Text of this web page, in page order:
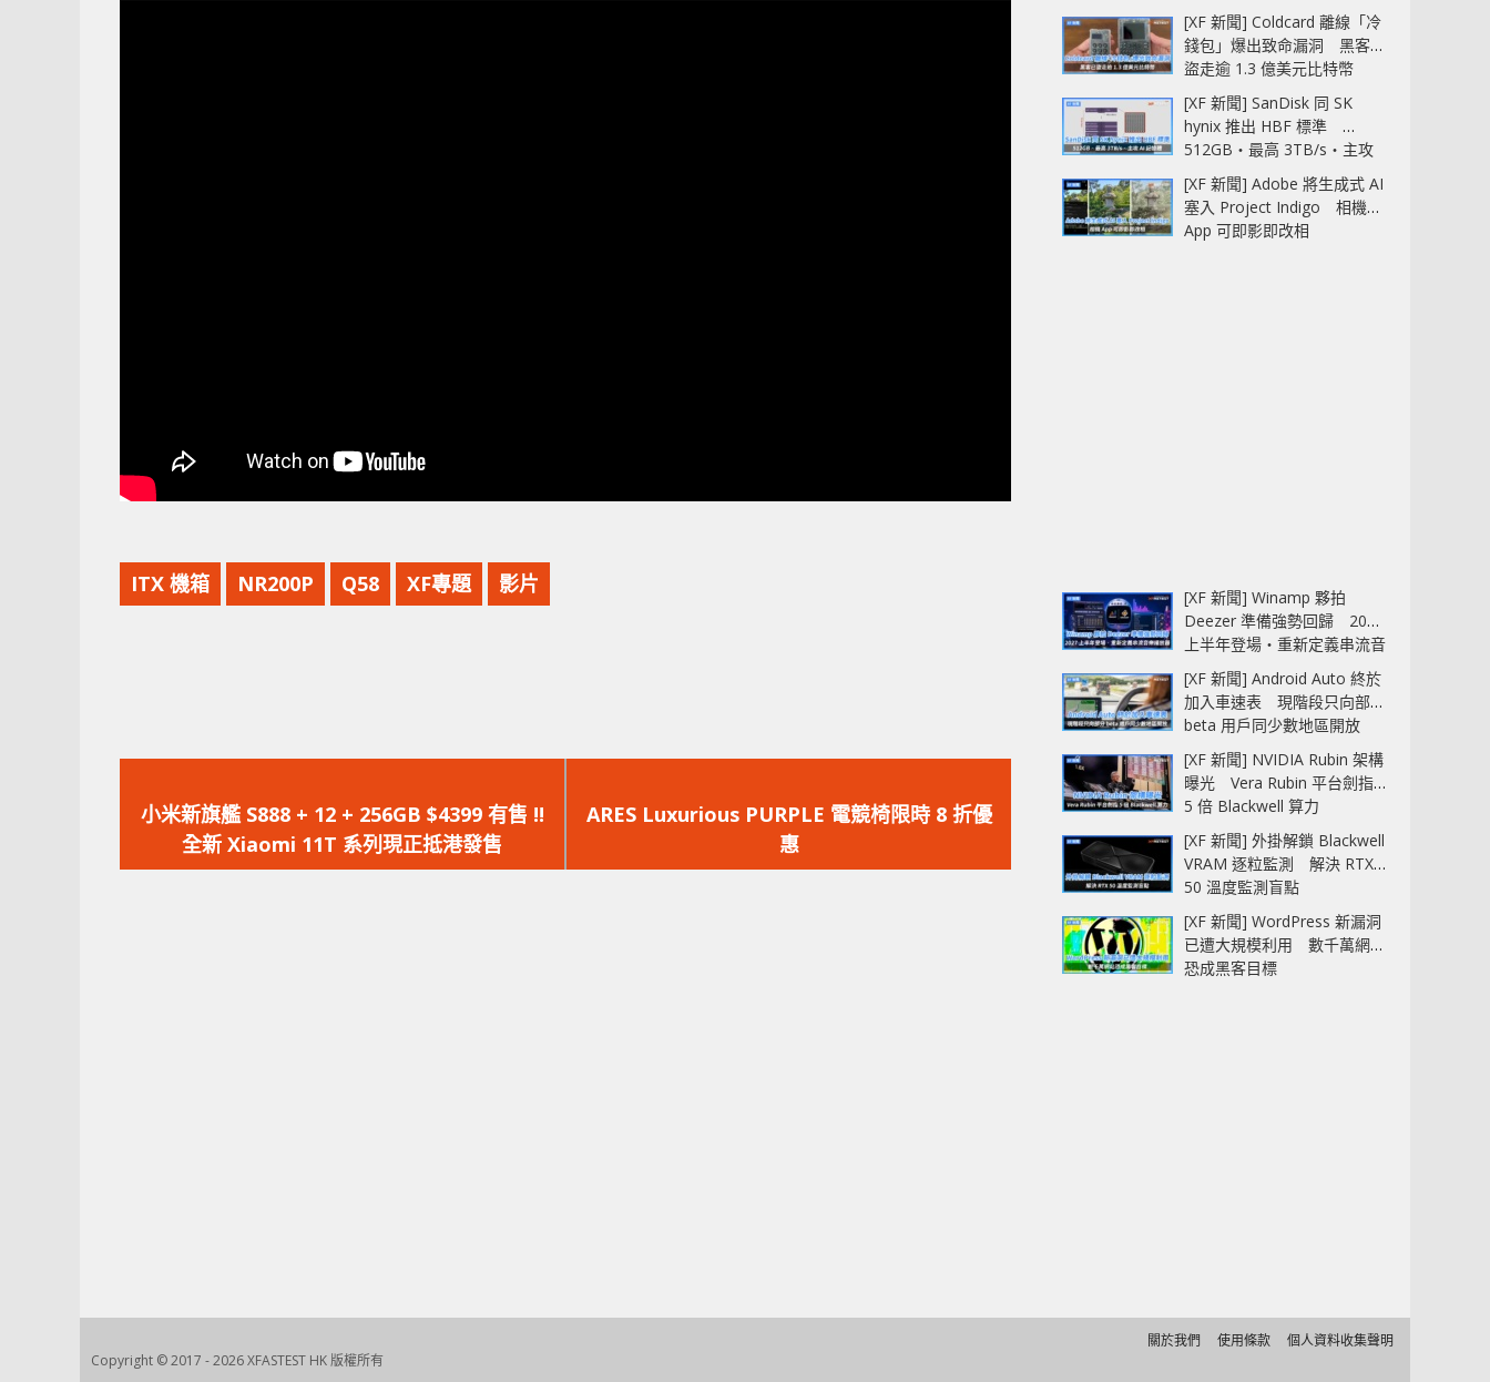
ITX 機箱 NR200P Q58 XF專題 影片
一
篇
文
小米新旗艦 S888 + 12 + 256GB $4399 有售 !!
全新 Xiaomi 11T 系列現正抵港發售
一
篇
文
ARES Luxurious PURPLE 電競椅限時 8 折優
惠
[XF 新聞] Coldcard 離線「冷
錢包」爆出致命漏洞 黑客已
盜走逾 1.3 億美元比特幣
[XF 新聞] SanDisk 同 SK
hynix 推出 HBF 標準
512GB‧最高 3TB/s‧主攻
AI 記憶體
[XF 新聞] Adobe 將生成式 AI
塞入 Project Indigo 相機
App 可即影即改相
[XF 新聞] Winamp 夥拍
Deezer 準備強勢回歸 2027
上半年登場‧重新定義串流音
樂播放器
[XF 新聞] Android Auto 終於
加入車速表 現階段只向部分
beta 用戶同少數地區開放
[XF 新聞] NVIDIA Rubin 架構
曝光 Vera Rubin 平台劍指
5 倍 Blackwell 算力
[XF 新聞] 外掛解鎖 Blackwell
VRAM 逐粒監測 解決 RTX
50 溫度監測盲點
[XF 新聞] WordPress 新漏洞
已遭大規模利用 數千萬網站
恐成黑客目標
Copyright © 2017 - 2026 XFASTEST HK 版權所有
關於我們 使用條款 個人資料收集聲明